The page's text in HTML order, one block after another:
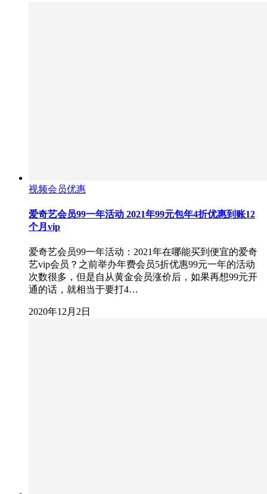
视频会员优惠
爱奇艺会员99一年活动 2021年99元包年4折优惠到账12
个月vip
爱奇艺会员99一年活动：2021年在哪能买到便宜的爱奇
艺vip会员？之前举办年费会员5折优惠99元一年的活动
次数很多，但是自从黄金会员涨价后，如果再想99元开
通的话，就相当于要打4…
2020年12月2日